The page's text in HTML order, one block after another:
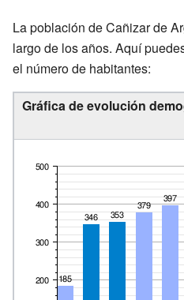
La población de Cañizar de
largo de los años. Aquí
el número de habitantes:
Gráfica de evolución